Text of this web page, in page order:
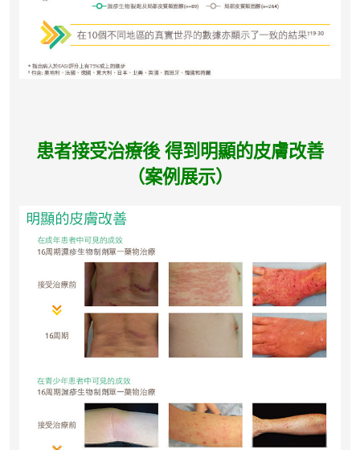
患者接受治療後 得到明顯的皮膚改善
（案例展示）